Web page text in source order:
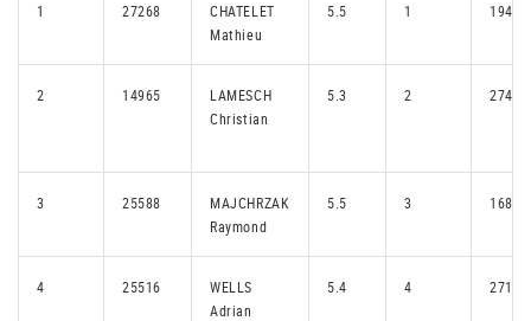
1 27268
CHATELET
Mathieu
5.5 1 19478
2 14965
LAMESCH
Christian
5.3 2 27478
3 25588
MAJCHRZAK
Raymond
5.5 3 16835
4 25516
WELLS
Adrian
5.4 4 27118